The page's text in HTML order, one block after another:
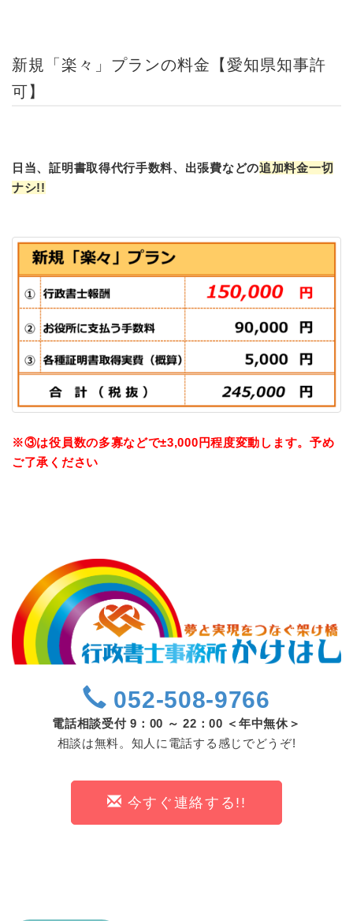
新規「楽々」プランの料金【愛知県知事許
可】
日当、証明書取得代行手数料、出張費などの追加料金一切
ナシ!!
※③は役員数の多寡などで±3,000円程度変動します。予め
ご了承ください
052-508-9766
電話相談受付 9：00 ～ 22：00 ＜年中無休＞
相談は無料。知人に電話する感じでどうぞ!
今すぐ連絡する!!